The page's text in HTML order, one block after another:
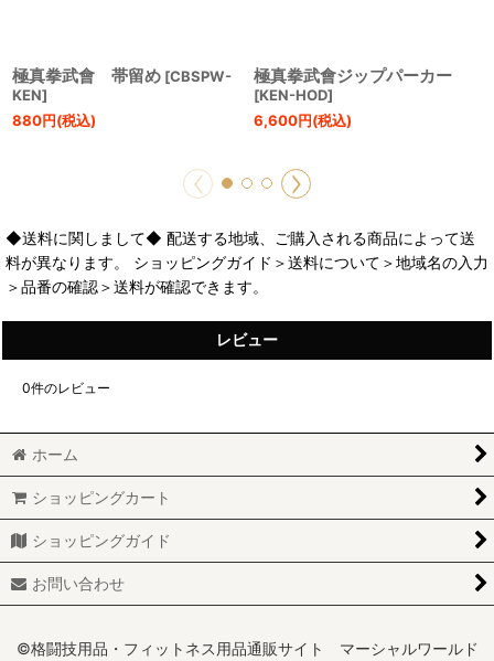
極真拳武會 帯留め [CBSPW-
KEN]
880円(税込)
極真拳武會ジップパーカー
[KEN-HOD]
6,600円(税込)
◆送料に関しまして◆ 配送する地域、ご購入される商品によって送
料が異なります。 ショッピングガイド＞送料について＞地域名の入力
＞品番の確認＞送料が確認できます。
レビュー
0件のレビュー
ホーム
ショッピングカート
ショッピングガイド
お問い合わせ
©格闘技用品・フィットネス用品通販サイト マーシャルワールド